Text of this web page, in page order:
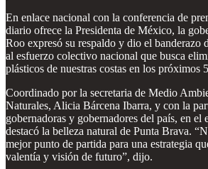
En enlace nacional con la conferencia de
diario ofrece la Presidenta de México, la
Roo expresó su respaldo y dio el banderazo
al esfuerzo colectivo nacional que busca
plásticos de nuestras costas en los próximos
Coordinado por la secretaria de Medio
Naturales, Alicia Bárcena Ibarra, y con la
gobernadoras y gobernadores del país, en el
destacó la belleza natural de Punta Brava.
mejor punto de partida para una estrategia
valentía y visión de futuro”, dijo.